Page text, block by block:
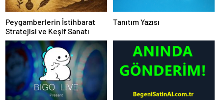
Peygamberlerin İstihbarat
Stratejisi ve Keşif Sanatı
Tanıtım Yazısı